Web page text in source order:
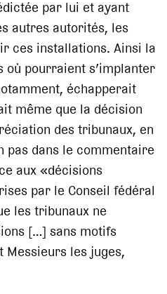
par lui et ayant
autres autorités, les
ces installations. Ainsi la
où pourraient s’implanter
échapperait
même que la décision
des tribunaux, en
pas dans le commentaire
aux «décisions
par le Conseil fédéral
les tribunaux ne
[…] sans motifs
Messieurs les juges,